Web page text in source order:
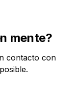
dolores
la
mente?
contacto con